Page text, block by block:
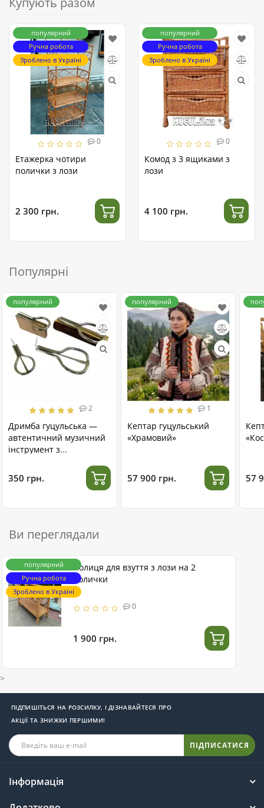
популярний
Ручна робота
Зроблено в Україні
0
Етажерка чотири
полички з лози
2 300 грн.
популярний
Ручна робота
Зроблено в Україні
0
Комод з 3 ящиками з
лози
4 100 грн.
Популярні
популярний
2
Дримба гуцульська —
автентичний музичний
інструмент з
350 грн.
популярний
1
Кептар гуцульський
«Храмовий»
57 900 грн. 57
Ви переглядали
популярний
Ручна робота
Зроблено в Україні
Полиця для взуття з лози на 2
полички
0
1 900 грн.
>
ПІДПИШІТЬСЯ НА РОЗСИЛКУ, І ДІЗНАВАЙТЕСЯ ПРО
АКЦІЇ ТА ЗНИЖКИ ПЕРШИМИ!
ПІДПИСАТИСЯ
Інформація